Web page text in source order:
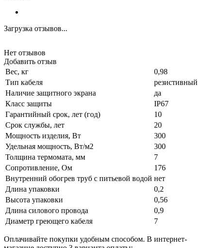
Загрузка отзывов...
Нет отзывов
Добавить отзыв
Вес, кг
0,98
Тип кабеля
резистивный
Наличие защитного экрана
да
Класс защиты
IP67
Гарантийный срок, лет (год)
10
Срок службы, лет
20
Мощность изделия, Вт
300
Удельная мощность, Вт/м2
300
Толщина термомата, мм
7
Сопротивление, Ом
176
Внутренний обогрев труб с питьевой водой нет
Длина упаковки
0,2
Высота упаковки
0,56
Длина силового провода
0,9
Диаметр греющего кабеля
7
Оплачивайте покупки удобным способом. В интернет-